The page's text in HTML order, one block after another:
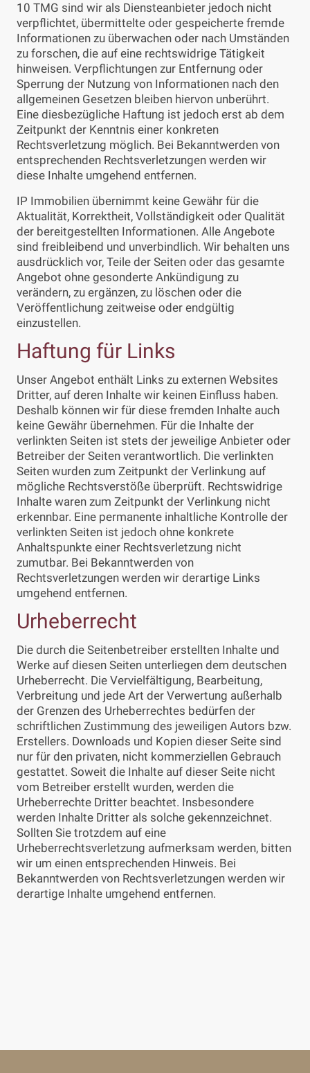
10 TMG sind wir als Diensteanbieter jedoch nicht
verpflichtet, übermittelte oder gespeicherte fremde
Informationen zu überwachen oder nach Umständen
zu forschen, die auf eine rechtswidrige Tätigkeit
hinweisen. Verpflichtungen zur Entfernung oder
Sperrung der Nutzung von Informationen nach den
allgemeinen Gesetzen bleiben hiervon unberührt.
Eine diesbezügliche Haftung ist jedoch erst ab dem
Zeitpunkt der Kenntnis einer konkreten
Rechtsverletzung möglich. Bei Bekanntwerden von
entsprechenden Rechtsverletzungen werden wir
diese Inhalte umgehend entfernen.
IP Immobilien übernimmt keine Gewähr für die
Aktualität, Korrektheit, Vollständigkeit oder Qualität
der bereitgestellten Informationen. Alle Angebote
sind freibleibend und unverbindlich. Wir behalten uns
ausdrücklich vor, Teile der Seiten oder das gesamte
Angebot ohne gesonderte Ankündigung zu
verändern, zu ergänzen, zu löschen oder die
Veröffentlichung zeitweise oder endgültig
einzustellen.
Haftung für Links
Unser Angebot enthält Links zu externen Websites
Dritter, auf deren Inhalte wir keinen Einfluss haben.
Deshalb können wir für diese fremden Inhalte auch
keine Gewähr übernehmen. Für die Inhalte der
verlinkten Seiten ist stets der jeweilige Anbieter oder
Betreiber der Seiten verantwortlich. Die verlinkten
Seiten wurden zum Zeitpunkt der Verlinkung auf
mögliche Rechtsverstöße überprüft. Rechtswidrige
Inhalte waren zum Zeitpunkt der Verlinkung nicht
erkennbar. Eine permanente inhaltliche Kontrolle der
verlinkten Seiten ist jedoch ohne konkrete
Anhaltspunkte einer Rechtsverletzung nicht
zumutbar. Bei Bekanntwerden von
Rechtsverletzungen werden wir derartige Links
umgehend entfernen.
Urheberrecht
Die durch die Seitenbetreiber erstellten Inhalte und
Werke auf diesen Seiten unterliegen dem deutschen
Urheberrecht. Die Vervielfältigung, Bearbeitung,
Verbreitung und jede Art der Verwertung außerhalb
der Grenzen des Urheberrechtes bedürfen der
schriftlichen Zustimmung des jeweiligen Autors bzw.
Erstellers. Downloads und Kopien dieser Seite sind
nur für den privaten, nicht kommerziellen Gebrauch
gestattet. Soweit die Inhalte auf dieser Seite nicht
vom Betreiber erstellt wurden, werden die
Urheberrechte Dritter beachtet. Insbesondere
werden Inhalte Dritter als solche gekennzeichnet.
Sollten Sie trotzdem auf eine
Urheberrechtsverletzung aufmerksam werden, bitten
wir um einen entsprechenden Hinweis. Bei
Bekanntwerden von Rechtsverletzungen werden wir
derartige Inhalte umgehend entfernen.